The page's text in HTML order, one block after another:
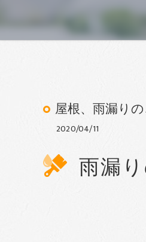
屋根、雨漏り
2020/04/11
雨漏